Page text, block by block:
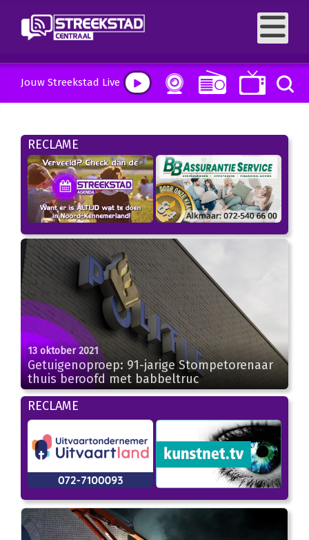
Jouw Streekstad Live
RECLAME
13 oktober 2021
Getuigenoproep: 91-jarige Stompetorenaar
thuis beroofd met babbeltruc
RECLAME